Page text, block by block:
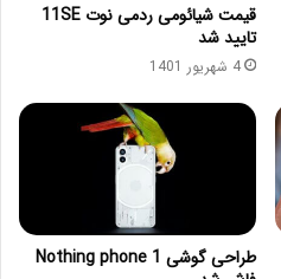
قیمت شیائومی ردمی نوت 11SE
تایید شد
4 شهریور 1401
طراحی گوشی Nothing phone 1